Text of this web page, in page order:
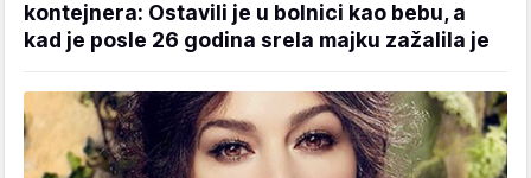
kontejnera: Ostavili je u bolnici kao bebu, a
kad je posle 26 godina srela majku zažalila je